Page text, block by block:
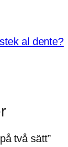
al dente?
två sätt”